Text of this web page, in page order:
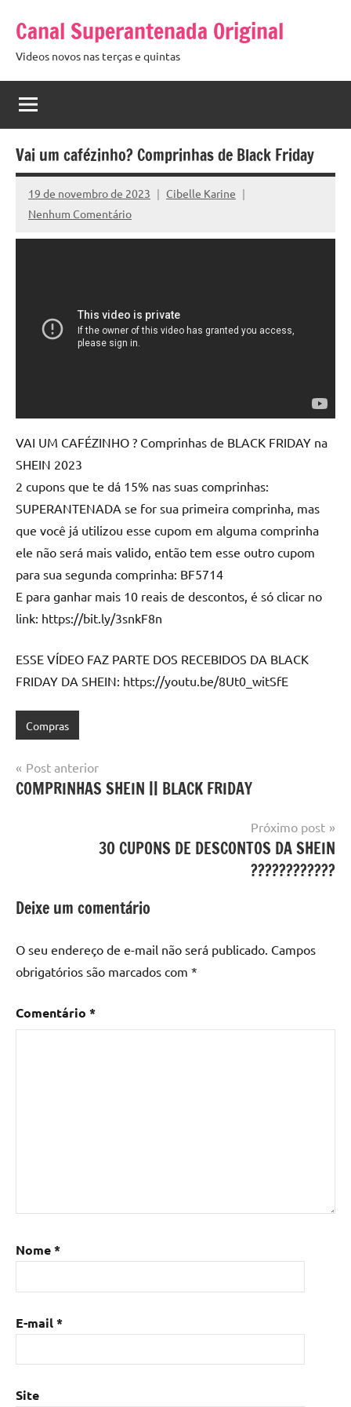
paraCanal Superantenada Original
Videos novos nas terças e quintas
Vai um cafézinho? Comprinhas de Black Friday
19 de novembro de 2023
Cibelle Karine
Nenhum Comentário
VAI UM CAFÉZINHO ? Comprinhas de BLACK FRIDAY na
SHEIN 2023
2 cupons que te dá 15% nas suas comprinhas:
SUPERANTENADA se for sua primeira comprinha, mas
que você já utilizou esse cupom em alguma comprinha
ele não será mais valido, então tem esse outro cupom
para sua segunda comprinha: BF5714
E para ganhar mais 10 reais de descontos, é só clicar no
link: https://bit.ly/3snkF8n
ESSE VÍDEO FAZ PARTE DOS RECEBIDOS DA BLACK
FRIDAY DA SHEIN: https://youtu.be/8Ut0_witSfE
Marcado
IFTTT,
youtube
Compras
Navegação
de
Post anterior
COMPRINHAS SHEIN || BLACK FRIDAY
Próximo post
3O CUPONS DE DESCONTOS DA SHEIN
????????????
Deixe um comentário
O seu endereço de e-mail não será publicado. Campos
obrigatórios são marcados com *
Comentário *
Nome*
E-mail*
Site